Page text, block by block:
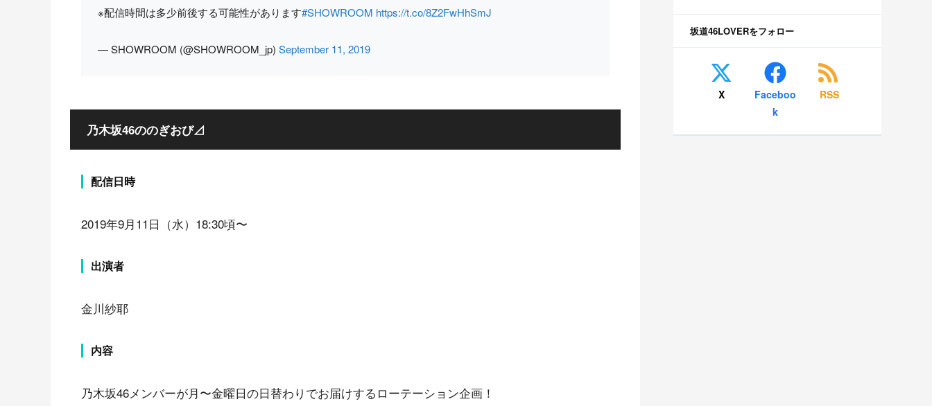
※配信時間は多少前後する可能性があります#SHOWROOM https://t.co/8Z2FwHhSmJ
— SHOWROOM (@SHOWROOM_jp) September 11, 2019
乃木坂46ののぎおび⊿
配信日時
2019年9月11日（水）18:30頃〜
出演者
金川紗耶
内容
乃木坂46メンバーが月〜金曜日の日替わりでお届けするローテーション企画！
坂道46LOVERをフォロー
X
Faceboo
k
RSS